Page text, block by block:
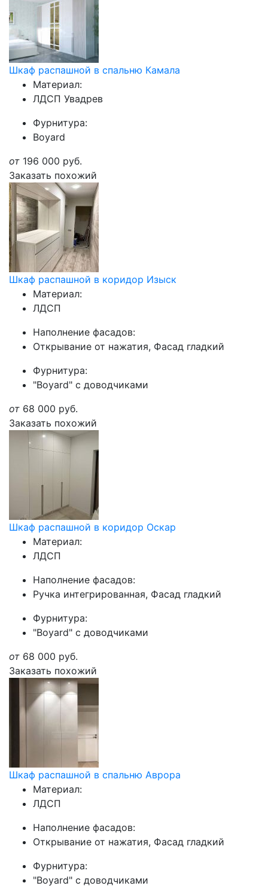
Шкаф распашной в спальню Камала
Материал:
ЛДСП Увадрев
Фурнитура:
Boyard
от 196 000 руб.
Заказать похожий
Шкаф распашной в коридор Изыск
Материал:
ЛДСП
Наполнение фасадов:
Открывание от нажатия, Фасад гладкий
Фурнитура:
"Boyard" с доводчиками
от 68 000 руб.
Заказать похожий
Шкаф распашной в коридор Оскар
Материал:
ЛДСП
Наполнение фасадов:
Ручка интегрированная, Фасад гладкий
Фурнитура:
"Boyard" с доводчиками
от 68 000 руб.
Заказать похожий
Шкаф распашной в спальню Аврора
Материал:
ЛДСП
Наполнение фасадов:
Открывание от нажатия, Фасад гладкий
Фурнитура:
"Boyard" с доводчиками